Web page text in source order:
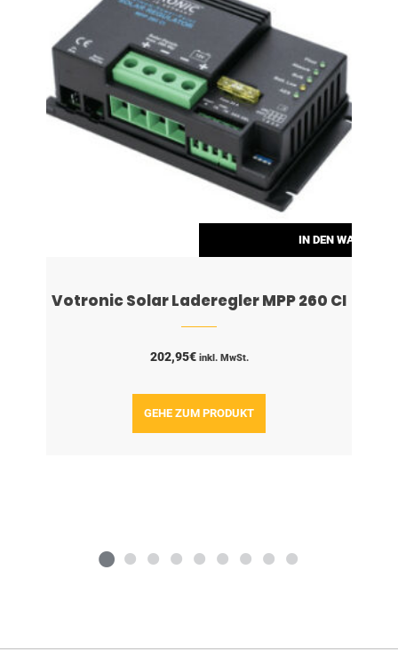
IN DEN
Votronic Solar Laderegler MPP 260 CI
202,95€ inkl. MwSt.
GEHE ZUM PRODUKT